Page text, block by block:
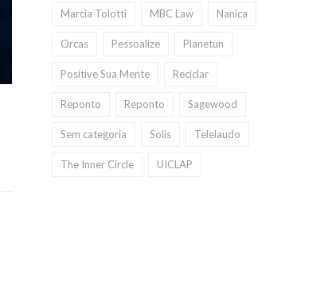
Marcia Tolotti MBC Law Nanica
Orcas Pessoalize Planetun
Positive Sua Mente Reciclar
Reponto Reponto Sagewood
Sem categoria Solis Telelaudo
The Inner Circle UICLAP